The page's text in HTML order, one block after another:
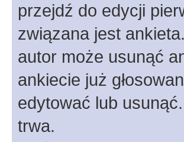
przejdź do edycji
związana jest
autor może usunąć
ankiecie już
edytować lub
trwa.